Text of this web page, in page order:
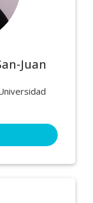
Juan